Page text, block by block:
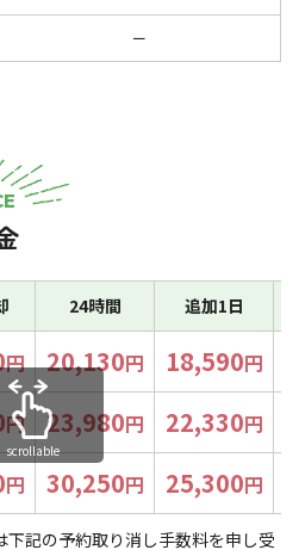
ー
24時間 追加1日
円 20,130円 18,590円
円 23,980円 22,330円
円 30,250円 25,300円
記の予約取り消し手数料を申し受